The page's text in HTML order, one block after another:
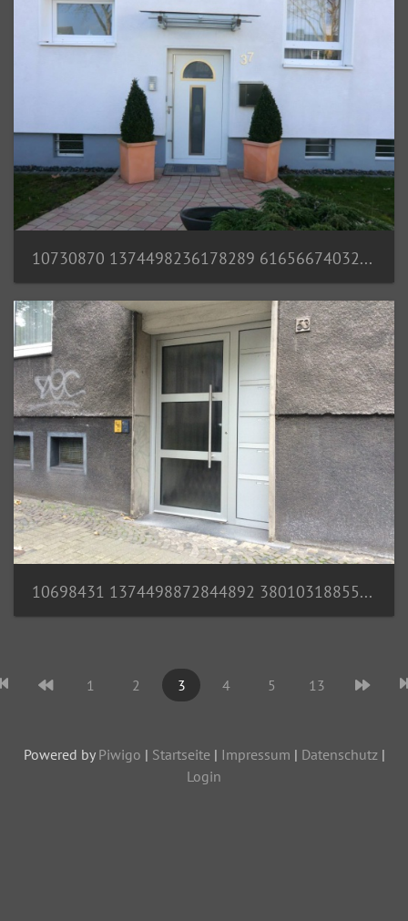
10730870 1374498236178289 6165667403238573449 n
10698431 1374498872844892 3801031885530951975 n
1 2 3 4 5 13
Powered by Piwigo | Startseite | Impressum | Datenschutz|
Login